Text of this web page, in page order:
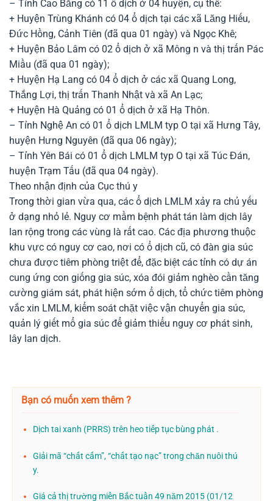
– Tỉnh Cao Bằng có 11 ổ dịch ở 04 huyện, cụ thể:
+ Huyện Trùng Khánh có 04 ổ dịch tại các xã Lăng Hiếu,
Đức Hồng, Cảnh Tiên (đã qua 01 ngày) và Ngọc Khê;
+ Huyện Bảo Lâm có 02 ổ dịch ở xã Mông n và thị trấn Pác
Miầu (đã qua 01 ngày);
+ Huyện Hạ Lang có 04 ổ dịch ở các xã Quang Long,
Thắng Lợi, thị trấn Thanh Nhật và xã An Lạc;
+ Huyện Hà Quảng có 01 ổ dịch ở xã Hạ Thôn.
– Tỉnh Nghệ An có 01 ổ dịch LMLM typ O tại xã Hưng Tây,
huyện Hưng Nguyên (đã qua 06 ngày);
– Tỉnh Yên Bái có 01 ổ dịch LMLM typ O tại xã Túc Đán,
huyện Trạm Tấu (đã qua 04 ngày).
Theo nhận định của Cục thú y
Trong thời gian vừa qua, các ổ dịch LMLM xảy ra chủ yếu
ở dạng nhỏ lẻ. Nguy cơ mầm bệnh phát tán làm dịch lây
lan rộng trong các vùng là rất cao. Các địa phương thuộc
khu vực có nguy cơ cao, nơi có ổ dịch cũ, có đàn gia súc
chưa được tiêm phòng triệt để, đặc biệt các tỉnh có dự án
cung ứng con giống gia súc, xóa đói giảm nghèo cần tăng
cường giám sát, phát hiện sớm ổ dịch, tổ chức tiêm phòng
vắc xin LMLM, kiểm soát chặt việc vận chuyển gia súc,
quản lý giết mổ gia súc để giảm thiểu nguy cơ phát sinh,
lây lan dịch.
Bạn có muốn xem thêm ?
Dịch tai xanh (PRRS) trên heo tiếp tục bùng phát .
Giải mã “chất cấm”, “chất tạo nạc” trong chăn nuôi thú
y.
Giá cả thị trường miền Bắc tuần 49 năm 2015 (01/12